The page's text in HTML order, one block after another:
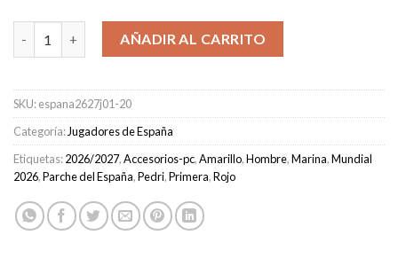
Camiseta España Primera Equipación Hombre 2026/2027 -
AÑADIR AL CARRITO
SKU:espana2627j01-20
Categoría:Jugadores de España
Etiquetas:2026/2027,Accesorios-pc,Amarillo,Hombre,Marina,Mundial
2026,Parche del España,Pedri,Primera,Rojo